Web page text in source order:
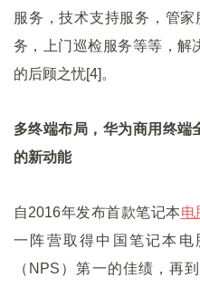
服务，技术支持服务，管
务，上门巡检服务等等，解
的后顾之忧[4]。
多终端布局，华为商用终端
的新动能
自2016年发布首款笔记本电
一阵营取得中国笔记本
（NPS）第一的佳绩，再